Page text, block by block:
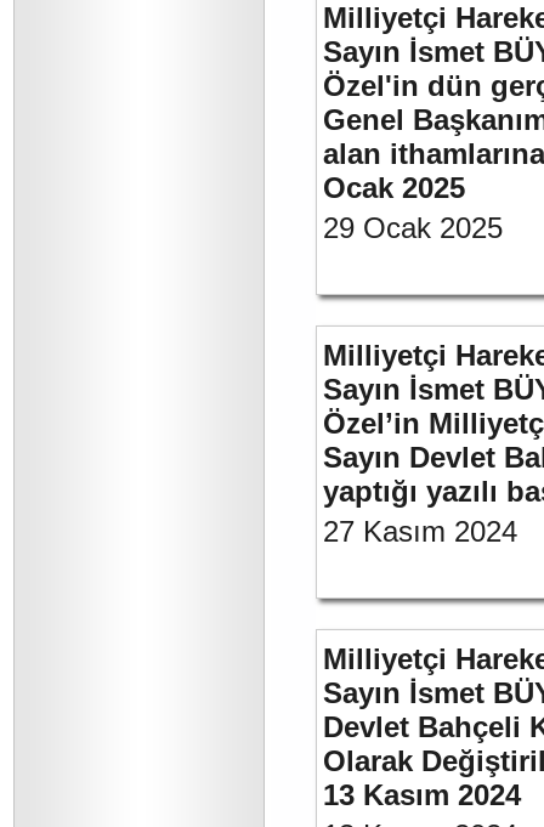
Milliyetçi
Sayın İsmet
Özel'in dün
Genel
alan ithamlarına
Ocak 2025
29 Ocak 2025
Milliyetçi
Sayın İsmet
Özel’in
Sayın Devlet
yaptığı yazılı
27 Kasım 2024
Milliyetçi
Sayın İsmet
Devlet Bahçeli
Olarak
13 Kasım 2024